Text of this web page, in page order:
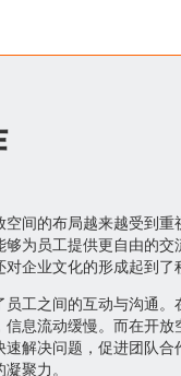
间的布局越来越受到
为员工提供更自由的
企业文化的形成起到了
工之间的互动与沟通
息流动缓慢。而在开
解决问题，促进团队
聚力。